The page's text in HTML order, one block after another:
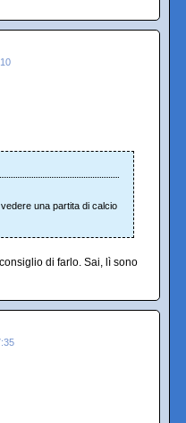
una partita di calcio
di farlo. Sai, lì sono